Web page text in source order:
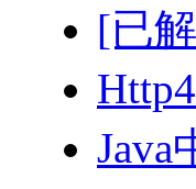
[已
Java